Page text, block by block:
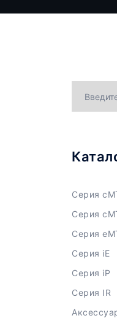
Серия
Серия
Серия
Серия iE
Серия iP
Серия IR